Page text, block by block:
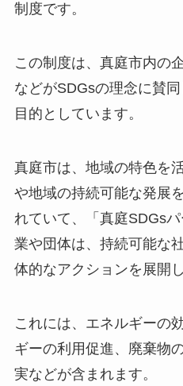
制度です。
この制度は、真庭市内の
などがSDGsの理念に賛
目的としています。
真庭市は、地域の特色を
や地域の持続可能な発展
れていて、「真庭SDGs
業や団体は、持続可能な
体的なアクションを展開し
これには、エネルギーの
ギーの利用促進、廃棄物
実などが含まれます。